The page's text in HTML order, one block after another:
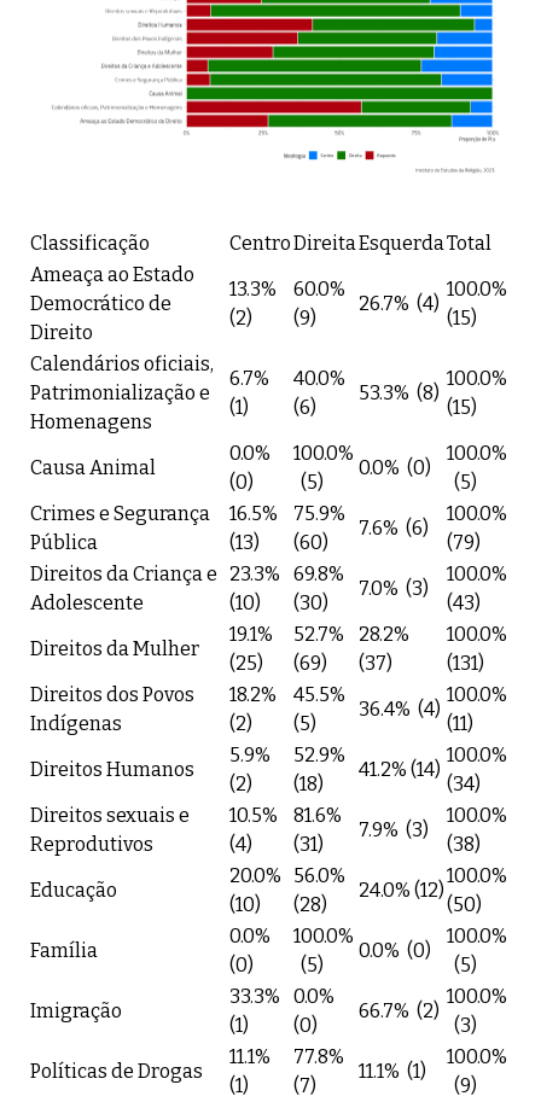
Classificação CentroDireitaEsquerdaTotal
Ameaça ao Estado
Democrático de
Direito
13.3%
(2)
60.0%
(9)
26.7% (4)
100.0%
(15)
Calendários oficiais,
Patrimonialização e
Homenagens
6.7%
(1)
40.0%
(6)
53.3% (8)
100.0%
(15)
Causa Animal
0.0%
(0)
100.0%
(5)
0.0% (0)
100.0%
(5)
Crimes e Segurança
Pública
16.5%
(13)
75.9%
(60)
7.6% (6)
100.0%
(79)
Direitos da Criança e
Adolescente
23.3%
(10)
69.8%
(30)
7.0% (3)
100.0%
(43)
Direitos da Mulher
19.1%
(25)
52.7%
(69)
28.2%
(37)
100.0%
(131)
Direitos dos Povos
Indígenas
18.2%
(2)
45.5%
(5)
36.4% (4)
100.0%
(11)
Direitos Humanos
5.9%
(2)
52.9%
(18)
41.2% (14)
100.0%
(34)
Direitos sexuais e
Reprodutivos
10.5%
(4)
81.6%
(31)
7.9% (3)
100.0%
(38)
Educação
20.0%
(10)
56.0%
(28)
24.0% (12)
100.0%
(50)
Família
0.0%
(0)
100.0%
(5)
0.0% (0)
100.0%
(5)
Imigração
33.3%
(1)
0.0%
(0)
66.7% (2)
100.0%
(3)
Políticas de Drogas
11.1%
(1)
77.8%
(7)
11.1% (1)
100.0%
(9)